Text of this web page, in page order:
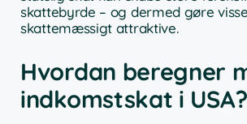
skattebyrde – og dermed gøre
skattemæssigt attraktive.
Hvordan beregner
indkomstskat i USA?